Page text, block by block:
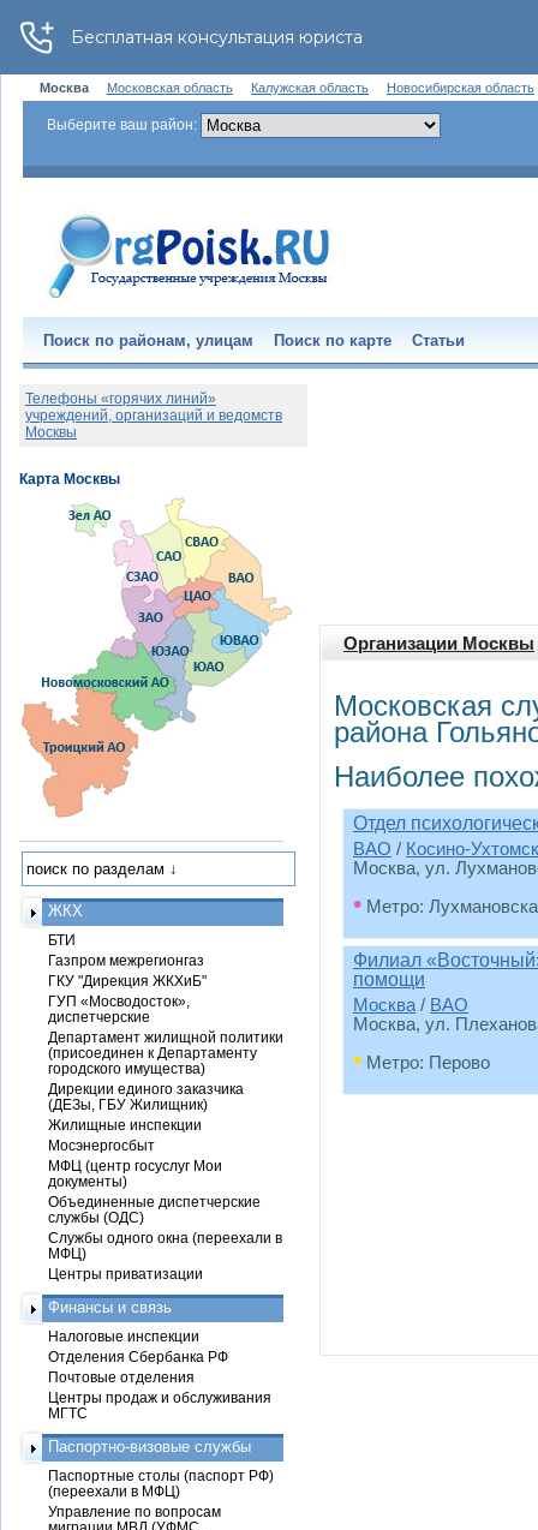
Москва Московская область Калужская область Новосибирская область
Выберите ваш район:
Поиск по районам, улицам Поиск по карте Статьи
Организации Москвы
Московская
района
Наиболее
Отдел
ВАО / Косино-
Москва, ул.
• Метро:
Филиал
помощи
Москва / ВАО
Москва, ул.
• Метро: Перово
Телефоны «горячих линий»
учреждений, организаций и ведомств
Москвы
ЖКХ
БТИ
Газпром межрегионгаз
ГКУ "Дирекция ЖКХиБ"
ГУП «Мосводосток»,
диспетчерские
Департамент жилищной политики
(присоединен к Департаменту
городского имущества)
Дирекции единого заказчика
(ДЕЗы, ГБУ Жилищник)
Жилищные инспекции
Мосэнергосбыт
МФЦ (центр госуслуг Мои
документы)
Объединенные диспетчерские
службы (ОДС)
Службы одного окна (переехали в
МФЦ)
Центры приватизации
Финансы и связь
Налоговые инспекции
Отделения Сбербанка РФ
Почтовые отделения
Центры продаж и обслуживания
МГТС
Паспортно-визовые службы
Паспортные столы (паспорт РФ)
(переехали в МФЦ)
Управление по вопросам